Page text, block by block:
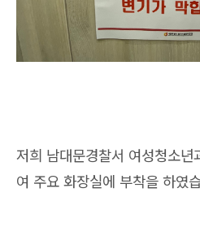
저희 남대문경찰서 여성청소
여 주요 화장실에 부착을 하였